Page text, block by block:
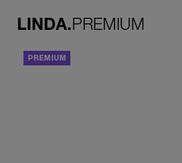
LINDA.PREMIUM